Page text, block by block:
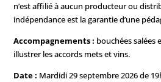
n’est affilié à aucun producteur ou
indépendance est la garantie d’une
Accompagnements : bouchées salées
illustrer les accords mets et vins.
Date : Mardidi 29 septembre 2026 de